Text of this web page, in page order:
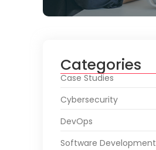
Categories
Case Studies
Cybersecurity
DevOps
Software Development